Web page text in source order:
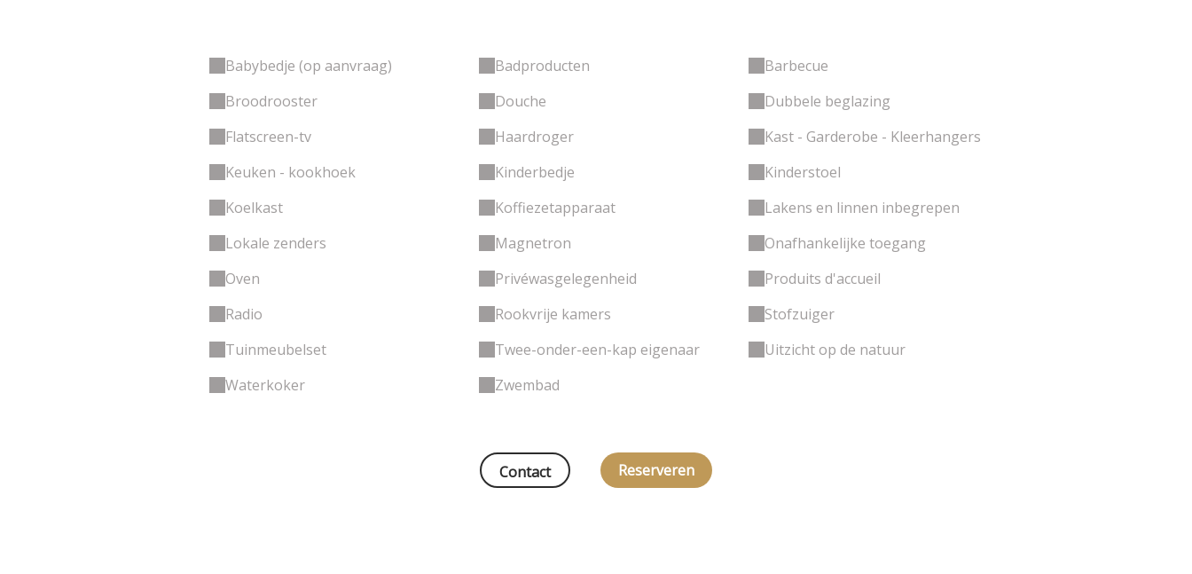
Babybedje (op aanvraag) Badproducten
Barbecue
Broodrooster
Douche
Dubbele beglazing
Flatscreen-tv
Haardroger
Kast - Garderobe - Kleerhangers
Keuken - kookhoek
Kinderbedje
Kinderstoel
Koelkast
Koffiezetapparaat
Lakens en linnen inbegrepen
Lokale zenders
Magnetron
Onafhankelijke toegang
Oven
Privéwasgelegenheid
Produits d'accueil
Radio
Rookvrije kamers
Stofzuiger
Tuinmeubelset
Twee-onder-een-kap eigenaar
Uitzicht op de natuur
Waterkoker
Zwembad
Contact Reserveren